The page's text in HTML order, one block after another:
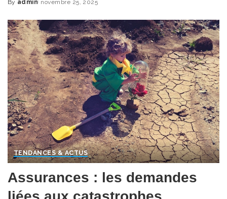
Posted
By admin novembre 25, 2025
TENDANCES & ACTUS
Assurances : les demandes